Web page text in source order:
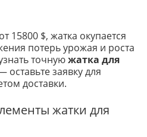
15800 $, жатка окупается
потерь урожая и роста
точнуюжатка для
оставьте заявку для
доставки.
жатки для